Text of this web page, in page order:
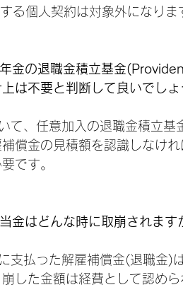
る個人契約は対象外になりま
金の退職金積立基金
は不要と判断して良いでしょ
て、任意加入の退職金積立
償金の見積額を認識しなけ
です。
金はどんな時に取崩されます
支払った解雇補償金(退職金)
した金額は経費として認めら